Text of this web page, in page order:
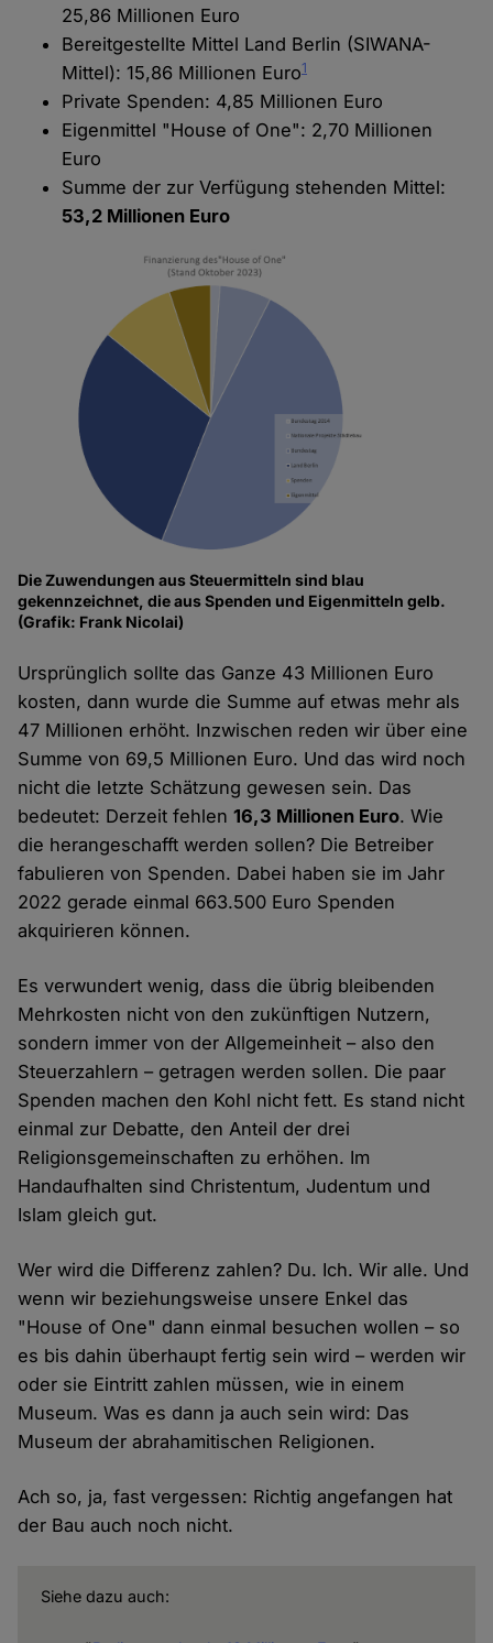
25,86 Millionen Euro
Bereitgestellte Mittel Land Berlin (SIWANA-
Mittel): 15,86 Millionen Euro1
Private Spenden: 4,85 Millionen Euro
Eigenmittel "House of One": 2,70 Millionen
Euro
Summe der zur Verfügung stehenden Mittel:
53,2 Millionen Euro
Die Zuwendungen aus Steuermitteln sind blau
gekennzeichnet, die aus Spenden und Eigenmitteln gelb.
(Grafik: Frank Nicolai)
Ursprünglich sollte das Ganze 43 Millionen Euro
kosten, dann wurde die Summe auf etwas mehr als
47 Millionen erhöht. Inzwischen reden wir über eine
Summe von 69,5 Millionen Euro. Und das wird noch
nicht die letzte Schätzung gewesen sein. Das
bedeutet: Derzeit fehlen16,3 Millionen Euro. Wie
die herangeschafft werden sollen? Die Betreiber
fabulieren von Spenden. Dabei haben sie im Jahr
2022 gerade einmal 663.500 Euro Spenden
akquirieren können.
Es verwundert wenig, dass die übrig bleibenden
Mehrkosten nicht von den zukünftigen Nutzern,
sondern immer von der Allgemeinheit – also den
Steuerzahlern – getragen werden sollen. Die paar
Spenden machen den Kohl nicht fett. Es stand nicht
einmal zur Debatte, den Anteil der drei
Religionsgemeinschaften zu erhöhen. Im
Handaufhalten sind Christentum, Judentum und
Islam gleich gut.
Wer wird die Differenz zahlen? Du. Ich. Wir alle. Und
wenn wir beziehungsweise unsere Enkel das
"House of One" dann einmal besuchen wollen – so
es bis dahin überhaupt fertig sein wird – werden wir
oder sie Eintritt zahlen müssen, wie in einem
Museum. Was es dann ja auch sein wird: Das
Museum der abrahamitischen Religionen.
Ach so, ja, fast vergessen: Richtig angefangen hat
der Bau auch noch nicht.
Siehe dazu auch: